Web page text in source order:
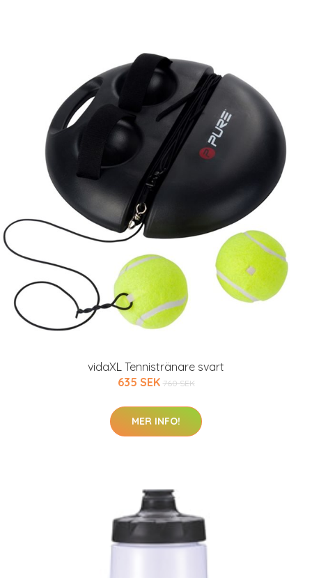
vidaXL Tennistränare svart
635 SEK 760 SEK
MER INFO!